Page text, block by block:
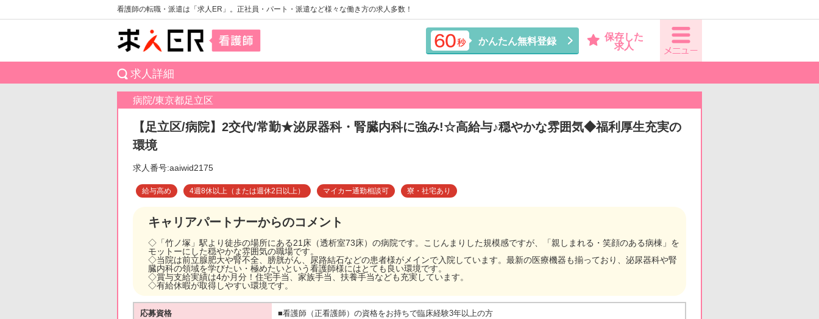
看護師の転職・派遣は「求人ER」。正社員・パート・派遣など様々な働き方の求人多数！
かんたん無料登録
保存した
求人
求人詳細
病院/東京都足立区
【足立区/病院】2交代/常勤★泌尿器科・腎臓内科に強み!☆高給与♪穏やかな雰囲気◆福利厚生充実の
環境
求人番号:aaiwid2175
給与高め 4週8休以上（または週休2日以上） マイカー通勤相談可 寮・社宅あり
キャリアパートナーからのコメント
◇「竹ノ塚」駅より徒歩の場所にある21床（透析室73床）の病院です。こじんまりした規模感ですが、「親しまれる・笑顔のある病棟」を
モットーにした穏やかな雰囲気の職場です。
◇当院は前立腺肥大や腎不全、膀胱がん、尿路結石などの患者様がメインで入院しています。最新の医療機器も揃っており、泌尿器科や腎
臓内科の領域を学びたい・極めたいという看護師様にはとても良い環境です。
◇賞与支給実績は4か月分！住宅手当、家族手当、扶養手当なども充実しています。
◇有給休暇が取得しやすい環境です。
応募資格 ■看護師（正看護師）の資格をお持ちで臨床経験3年以上の方